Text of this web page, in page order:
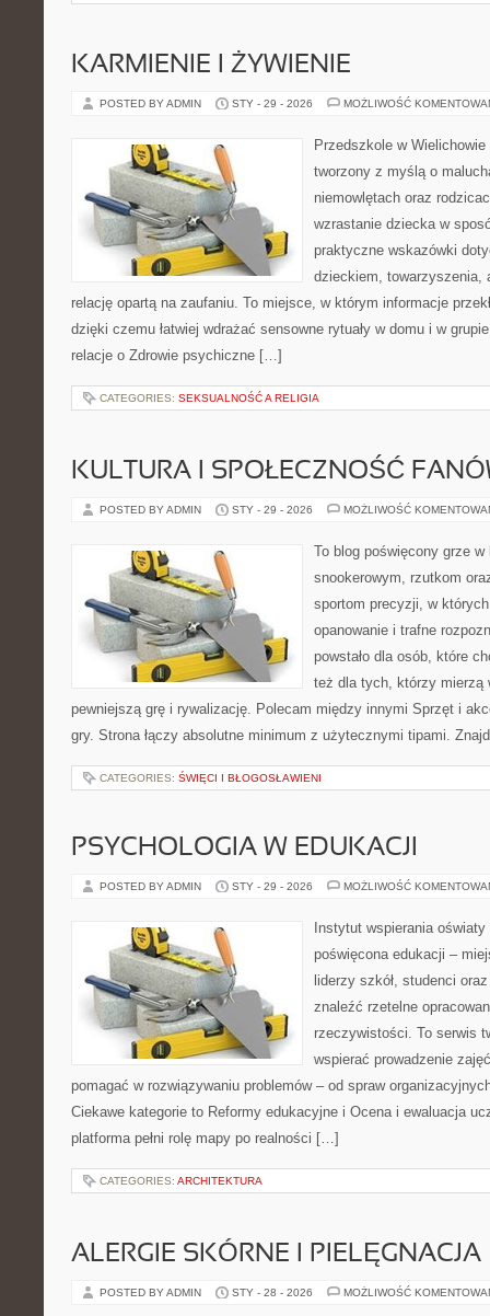
KARMIENIE I ŻYWIENIE
POSTED BY ADMIN STY - 29 - 2026 MOŻLIWOŚĆ
Przedszkole w
tworzony z myślą o
niemowlętach oraz
wzrastanie dziecka w
praktyczne wskazówki
dzieckiem, towarzyszenia,
relację opartą na zaufaniu. To miejsce, w którym informacje
dzięki czemu łatwiej wdrażać sensowne rytuały w domu i w
relacje o Zdrowie psychiczne […]
CATEGORIES: SEKSUALNOŚĆ A RELIGIA
KULTURA I SPOŁECZNOŚĆ
POSTED BY ADMIN STY - 29 - 2026 MOŻLIWOŚĆ
To blog poświęcony grze
snookerowym, rzutkom
sportom precyzji, w
opanowanie i trafne
powstało dla osób, które
też dla tych, którzy mierzą
pewniejszą grę i rywalizację. Polecam między innymi Sprzęt i
gry. Strona łączy absolutne minimum z użytecznymi tipami.
CATEGORIES: ŚWIĘCI I BŁOGOSŁAWIENI
PSYCHOLOGIA W EDUKACJI
POSTED BY ADMIN STY - 29 - 2026 MOŻLIWOŚĆ
Instytut wspierania
poświęcona edukacji –
liderzy szkół, studenci
znaleźć rzetelne
rzeczywistości. To serwis
wspierać prowadzenie
pomagać w rozwiązywaniu problemów – od spraw
Ciekawe kategorie to Reformy edukacyjne i Ocena i ewaluacja
platforma pełni rolę mapy po realności […]
CATEGORIES: ARCHITEKTURA
ALERGIE SKÓRNE I PIELĘGNACJA
POSTED BY ADMIN STY - 28 - 2026 MOŻLIWOŚĆ